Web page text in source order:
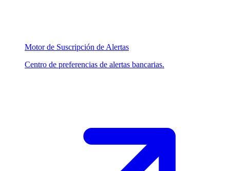
Motor de Suscripción de Alertas
Centro de preferencias de alertas bancarias.